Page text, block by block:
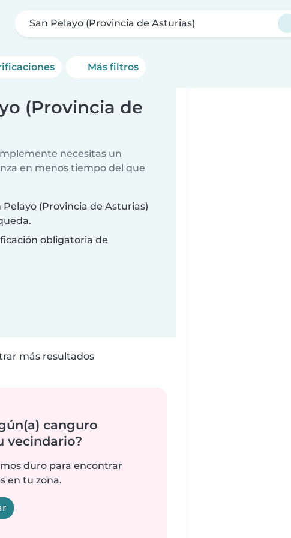
San Pelayo (Provincia de Asturias)
Más filtros
(Provincia de
necesitas un
en menos tiempo del que
(Provincia de Asturias)
obligatoria de
más resultados
canguro
vecindario?
duro para encontrar
en tu zona.